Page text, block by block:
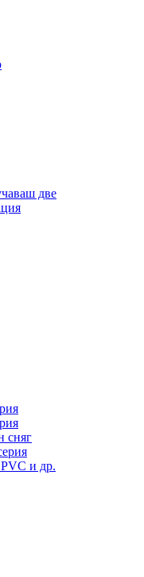
две
сняг
PVC и др.